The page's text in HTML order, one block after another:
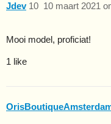
Jdev 10 maart 2021
10
Mooi model, proficiat!
1 like